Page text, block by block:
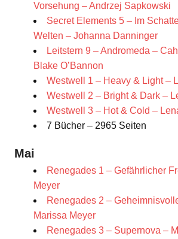
Vorsehung – Andrzej Sapkowski
Secret Elements 5 – Im
Welten – Johanna Danninger
Leitstern 9 – Andromeda –
Blake O’Bannon
Westwell 1 – Heavy & Light –
Westwell 2 – Bright & Dark –
Westwell 3 – Hot & Cold –
7 Bücher – 2965 Seiten
Mai
Renegades 1 – Gefährlicher
Meyer
Renegades 2 –
Marissa Meyer
Renegades 3 – Supernova –